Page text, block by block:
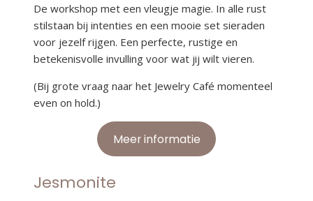
De workshop met een vleugje magie. In alle rust
stilstaan bij intenties en een mooie set sieraden
voor jezelf rijgen. Een perfecte, rustige en
betekenisvolle invulling voor wat jij wilt vieren.
(Bij grote vraag naar het Jewelry Café momenteel
even on hold.)
Meer informatie
Jesmonite